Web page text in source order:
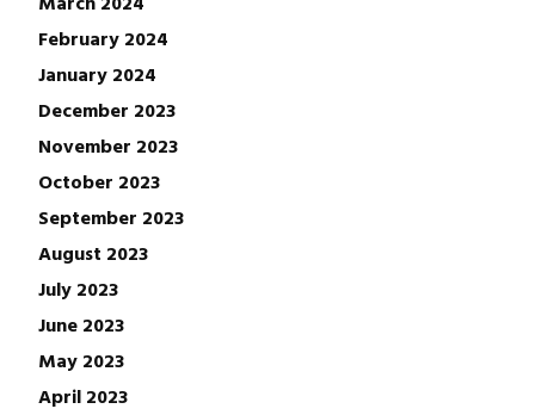
February 2024
January 2024
December 2023
November 2023
October 2023
September 2023
August 2023
July 2023
June 2023
May 2023
April 2023